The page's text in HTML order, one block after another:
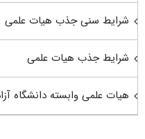
شرایط سنی جذب هیات علمی
شرایط جذب هیات علمی
هیات علمی وابسته دانشگاه